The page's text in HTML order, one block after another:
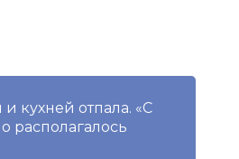
кухней отпала. «С
располагалось